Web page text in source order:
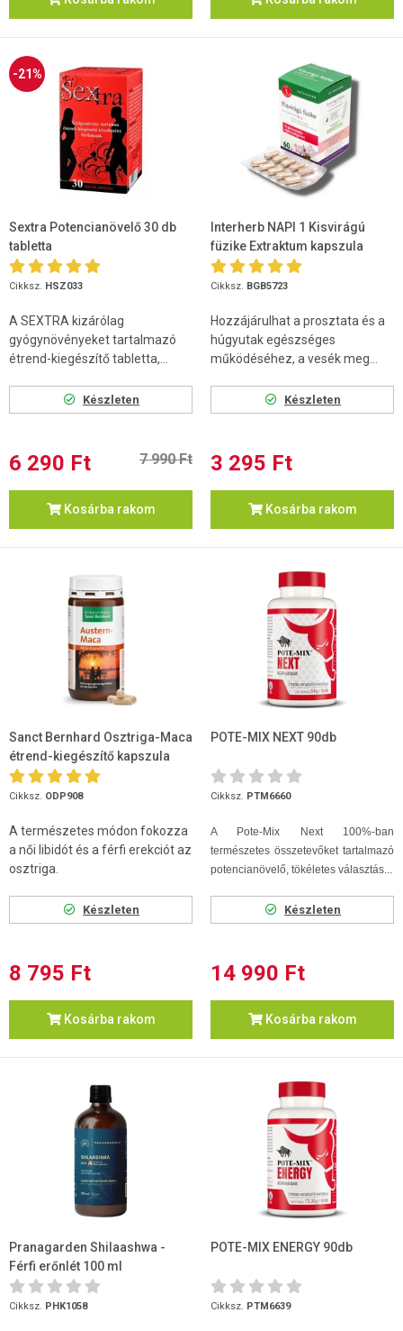
-21%
Sextra Potencianövelő 30 db
tabletta
Cikksz. HSZ033
A SEXTRA kizárólag
gyógynövényeket tartalmazó
étrend-kiegészítő tabletta,...
Készleten
6 290 Ft 7 990 Ft
Kosárba rakom
Interherb NAPI 1 Kisvirágú
füzike Extraktum kapszula
60db
Cikksz. BGB5723
Hozzájárulhat a prosztata és a
húgyutak egészséges
működéséhez, a vesék meg...
Készleten
3 295 Ft
Kosárba rakom
Sanct Bernhard Osztriga-Maca
étrend-kiegészítő kapszula
120 db
Cikksz. ODP908
A természetes módon fokozza
a női libidót és a férfi erekciót az
osztriga.
Készleten
8 795 Ft
Kosárba rakom
POTE-MIX NEXT 90db
Cikksz. PTM6660
A Pote-Mix Next 100%-ban
természetes összetevőket tartalmazó
potencianövelő, tökéletes választás...
Készleten
14 990 Ft
Kosárba rakom
Pranagarden Shilaashwa -
Férfi erőnlét 100 ml
Cikksz. PHK1058
POTE-MIX ENERGY 90db
Cikksz. PTM6639